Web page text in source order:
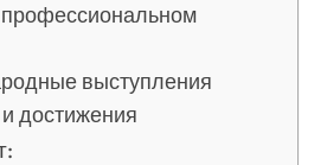
выступления
достижения